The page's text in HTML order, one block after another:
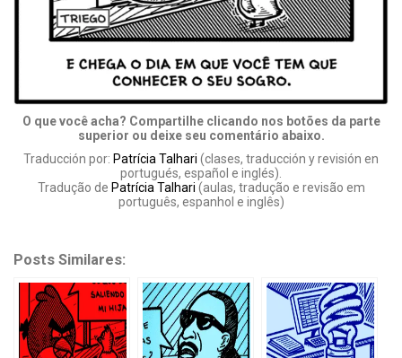
O que você acha? Compartilhe clicando nos botões da parte
superior ou deixe seu comentário abaixo.
Traducción por: Patrícia Talhari (clases, traducción y revisión en
portugués, español e inglés).
Tradução de Patrícia Talhari (aulas, tradução e revisão em
português, espanhol e inglês)
Posts Similares: